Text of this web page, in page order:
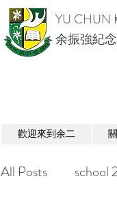
YU CHUN
余振強紀
歡迎來到余二
All Posts school